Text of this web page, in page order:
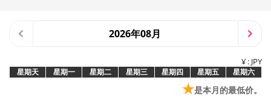
2026年08月
¥ : JPY
星期天 星期一 星期二 星期三 星期四 星期五 星期六
★是本月的最低价。